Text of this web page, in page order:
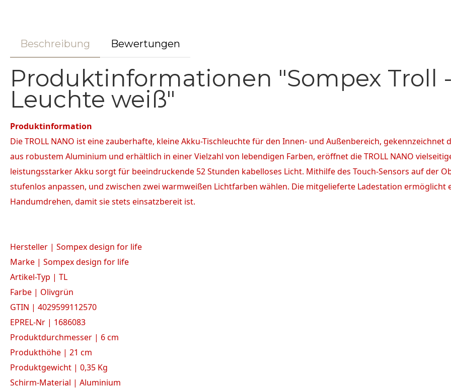
Beschreibung Bewertungen
Produktinformationen "Sompex Troll
Leuchte weiß"
Produktinformation
Die TROLL NANO ist eine zauberhafte, kleine Akku-Tischleuchte für den Innen- und Außenbereich,
aus robustem Aluminium und erhältlich in einer Vielzahl von lebendigen Farben, eröffnet die TROLL NANO
leistungsstarker Akku sorgt für beeindruckende 52 Stunden kabelloses Licht. Mithilfe des Touch-Sensors auf der
stufenlos anpassen, und zwischen zwei warmweißen Lichtfarben wählen. Die mitgelieferte Ladestation ermöglicht
Handumdrehen, damit sie stets einsatzbereit ist.
Hersteller | Sompex design for life
Marke | Sompex design for life
Artikel-Typ | TL
Farbe | Olivgrün
GTIN | 4029599112570
EPREL-Nr | 1686083
Produktdurchmesser | 6 cm
Produkthöhe | 21 cm
Produktgewicht | 0,35 Kg
Schirm-Material | Aluminium